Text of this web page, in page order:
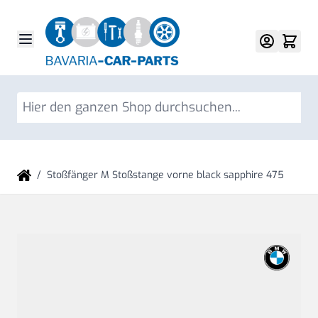
/ Stoßfänger M Stoßstange vorne black sapphire 475